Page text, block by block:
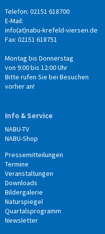
Telefon: 02151 618700
E-Mail:
info(at)nabu-krefeld-viersen.de
Fax: 02151 618751
Montag bis Donnerstag
von 9:00 bis 12:00 Uhr
Bitte rufen Sie bei Besuchen
vorher an!
Info & Service
NABU-TV
NABU-Shop
Pressemitteilungen
Termine
Veranstaltungen
Downloads
Bildergalerie
Naturspiegel
Quartalsprogramm
Newsletter